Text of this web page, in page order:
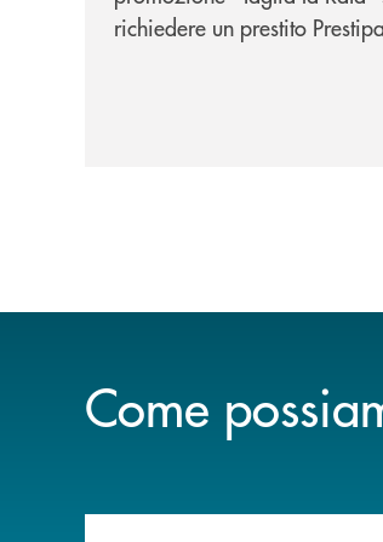
richiedere un prestito
Come